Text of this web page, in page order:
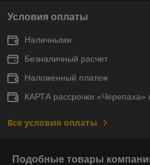
Условия оплаты
Наличными
Безналичный расчет
Наложенный платеж
КАРТА рассрочки
Все условия оплаты
Подобные товары